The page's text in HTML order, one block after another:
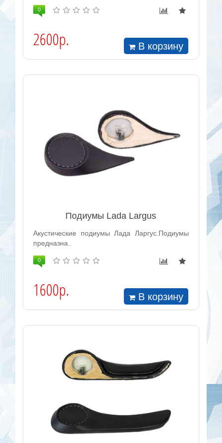
0
2600р. В корзину
Подиумы Lada Largus
Акустические подиумы Лада Ларгус.Подиумы
предназна..
0
1600р. В корзину